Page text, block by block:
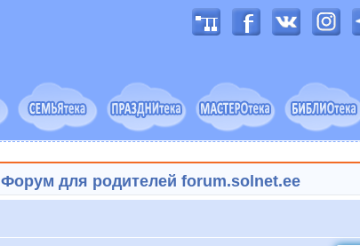
Форум для родителей forum.solnet.ee